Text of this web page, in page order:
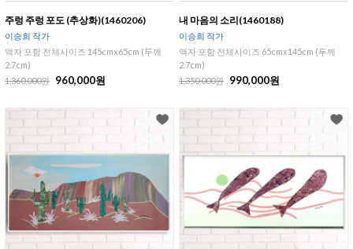
주렁 주렁 포도 (추상화)(1460206)
이승희 작가
액자 포함 전체사이즈 145cmx65cm (두께
2.7cm)
1,360,000원
960,000원
내 마음의 소리(1460188)
이승희 작가
액자 포함 전체사이즈 65cmx145cm (두께
2.7cm)
1,350,000원
990,000원